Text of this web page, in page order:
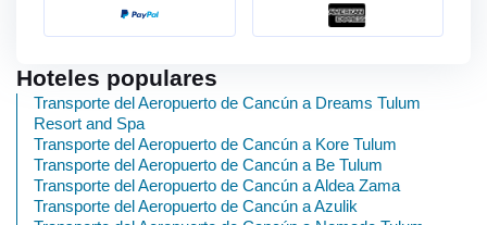
Hoteles populares
Transporte del Aeropuerto de Cancún a Dreams Tulum
Resort and Spa
Transporte del Aeropuerto de Cancún a Kore Tulum
Transporte del Aeropuerto de Cancún a Be Tulum
Transporte del Aeropuerto de Cancún a Aldea Zama
Transporte del Aeropuerto de Cancún a Azulik